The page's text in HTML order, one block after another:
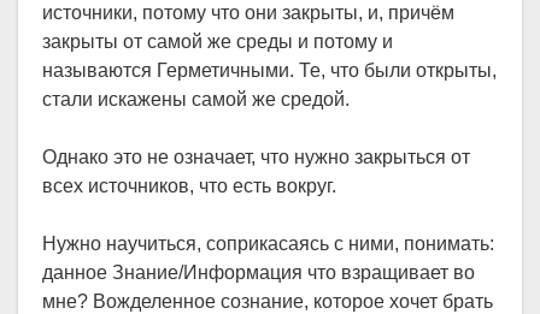
источники, потому что они закрыты, и, причём
закрыты от самой же среды и потому и
называются Герметичными. Те, что были открыты,
стали искажены самой же средой.
Однако это не означает, что нужно закрыться от
всех источников, что есть вокруг.
Нужно научиться, соприкасаясь с ними, понимать:
данное Знание/Информация что взращивает во
мне? Вожделенное сознание, которое хочет брать